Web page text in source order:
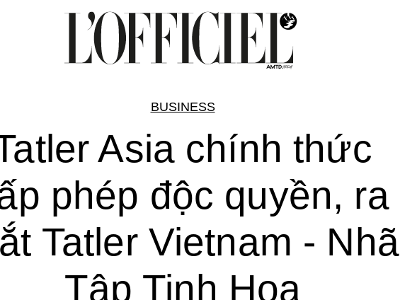
BUSINESS
Asia chính thức
phép độc quyền, ra
Tatler Vietnam - Nhã
Tập Tinh Hoa